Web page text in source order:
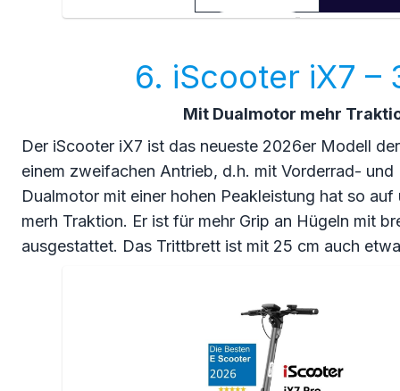
6. iScooter iX7 –
Mit Dualmotor mehr
Der iScooter iX7 ist das neueste 2026er Modell
einem zweifachen Antrieb, d.h. mit Vorderrad-
Dualmotor mit einer hohen Peakleistung hat so auf
merh Traktion. Er ist für mehr Grip an Hügeln mit
ausgestattet. Das Trittbrett ist mit 25 cm auch